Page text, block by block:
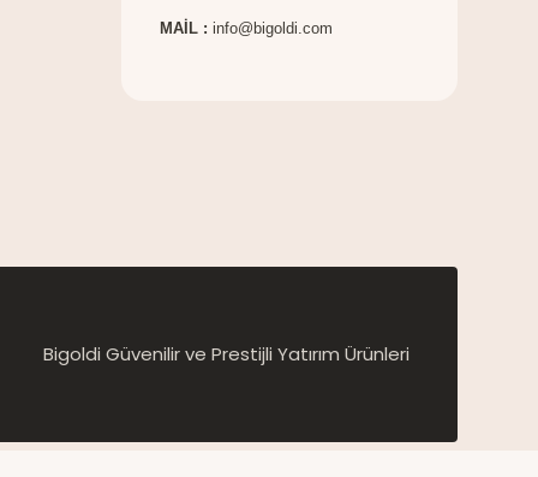
MAİL : info@bigoldi.com
Bigoldi Güvenilir ve Prestijli Yatırım Ürünleri